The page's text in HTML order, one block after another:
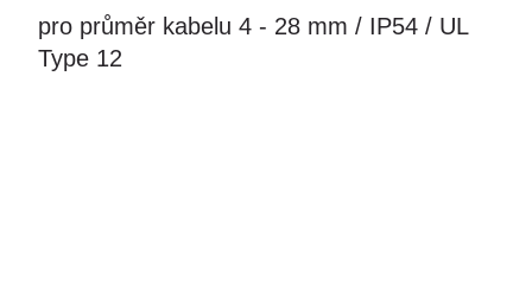
pro průměr kabelu 4 - 28 mm / IP54 / UL
Type 12